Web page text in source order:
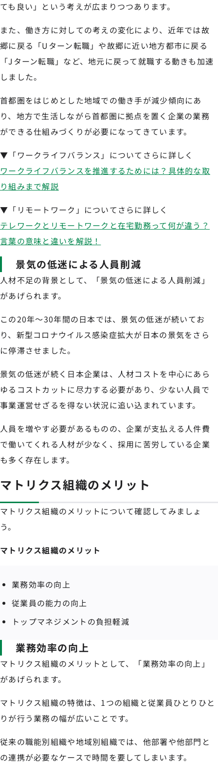
ても良い」という考えが広まりつつあります。
また、働き方に対しての考えの変化により、近年では故
郷に戻る「Uターン転職」や故郷に近い地方都市に戻る
「Jターン転職」など、地元に戻って就職する動きも加速
しました。
首都圏をはじめとした地域での働き手が減少傾向にあ
り、地方で生活しながら首都圏に拠点を置く企業の業務
ができる仕組みづくりが必要になってきています。
▼「ワークライフバランス」についてさらに詳しく
ワークライフバランスを推進するためには？具体的な取
り組みまで解説
▼「リモートワーク」についてさらに詳しく
テレワークとリモートワークと在宅勤務って何が違う？
言葉の意味と違いを解説！
景気の低迷による人員削減
人材不足の背景として、「景気の低迷による人員削減」
があげられます。
この20年〜30年間の日本では、景気の低迷が続いてお
り、新型コロナウイルス感染症拡大が日本の景気をさら
に停滞させました。
景気の低迷が続く日本企業は、人材コストを中心にあら
ゆるコストカットに尽力する必要があり、少ない人員で
事業運営せざるを得ない状況に追い込まれています。
人員を増やす必要があるものの、企業が支払える人件費
で働いてくれる人材が少なく、採用に苦労している企業
も多く存在します。
マトリクス組織のメリット
マトリクス組織のメリットについて確認してみましょ
う。
マトリクス組織のメリット
業務効率の向上
従業員の能力の向上
トップマネジメントの負担軽減
業務効率の向上
マトリクス組織のメリットとして、「業務効率の向上」
があげられます。
マトリクス組織の特徴は、1つの組織と従業員ひとりひと
りが行う業務の幅が広いことです。
従来の職能別組織や地域別組織では、他部署や他部門と
の連携が必要なケースで時間を要してしまいます。